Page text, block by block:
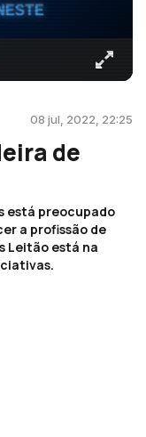
08 jul, 2022, 22:25
de
está preocupado
a profissão de
Leitão está na